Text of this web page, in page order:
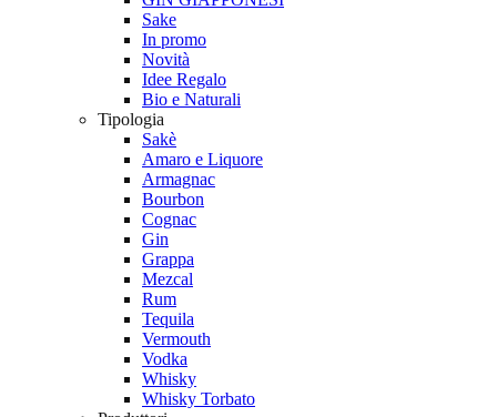
Sake
In promo
Novità
Idee Regalo
Bio e Naturali
Tipologia
Sakè
Amaro e Liquore
Armagnac
Bourbon
Cognac
Gin
Grappa
Mezcal
Rum
Tequila
Vermouth
Vodka
Whisky
Whisky Torbato